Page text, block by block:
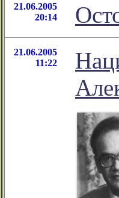
21.06.2005
20:14
21.06.2005
11:22